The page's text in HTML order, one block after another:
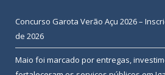
Concurso Garota Verão Açu 2026 –
de 2026
Maio foi marcado por entregas,